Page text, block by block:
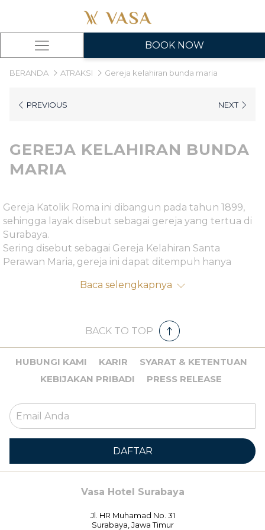
Hamburger BOOK NOW
BERANDA ATRAKSI Gereja kelahiran bunda maria
PREVIOUS NEXT
GEREJA KELAHIRAN BUNDA
MARIA
Gereja Katolik Roma ini dibangun pada tahun 1899,
sehingga layak disebut sebagai gereja yang tertua di
Surabaya.
Sering disebut sebagai Gereja Kelahiran Santa
Perawan Maria, gereja ini dapat ditempuh hanya
Baca selengkapnya
BACK TO TOP
HUBUNGI KAMI KARIR
SYARAT & KETENTUAN
KEBIJAKAN PRIBADI
PRESS RELEASE
DAFTAR
Vasa Hotel Surabaya
Jl. HR Muhamad No. 31
Surabaya, Jawa Timur